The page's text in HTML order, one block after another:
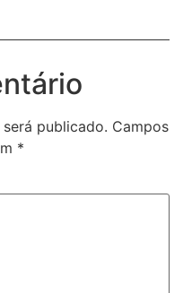
publicado. Campos
*